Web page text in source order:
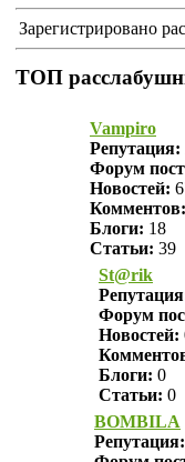
Зарегистрировано
ТОП
Vampiro
Репутация:
Форум
Новостей:
Комментов:
Блоги: 18
Статьи: 39
St@rik
Форум
Новостей:
Блоги: 0
Статьи: 0
BOMBILA
Репутация: